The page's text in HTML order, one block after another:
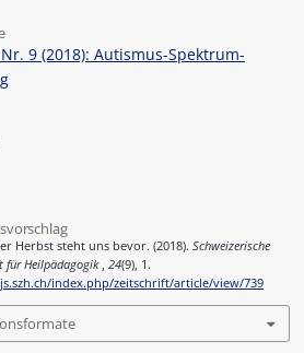
9 (2018): Autismus-Spektrum-
Herbst steht uns bevor. (2018).Schweizerische
für Heilpädagogik ,24(9), 1.
index.php/zeitschrift/article/view/739